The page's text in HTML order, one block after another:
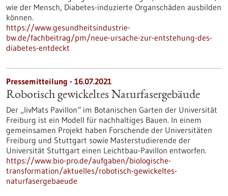
wie der Mensch, Diabetes-induzierte Organschäden ausbilden
können.
https://www.gesundheitsindustrie-
bw.de/fachbeitrag/pm/neue-ursache-zur-entstehung-des-
diabetes-entdeckt
Pressemitteilung - 16.07.2021
Robotisch gewickeltes Naturfasergebäude
Der „livMats Pavillon“ im Botanischen Garten der Universität
Freiburg ist ein Modell für nachhaltiges Bauen. In einem
gemeinsamen Projekt haben Forschende der Universitäten
Freiburg und Stuttgart sowie Masterstudierende der
Universität Stuttgart einen Leichtbau-Pavillon entworfen.
https://www.bio-pro.de/aufgaben/biologische-
transformation/aktuelles/robotisch-gewickeltes-
naturfasergebaeude